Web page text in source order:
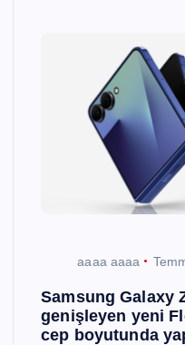
aaaa aaaa
Samsung Galaxy
genişleyen yeni
cep boyutunda